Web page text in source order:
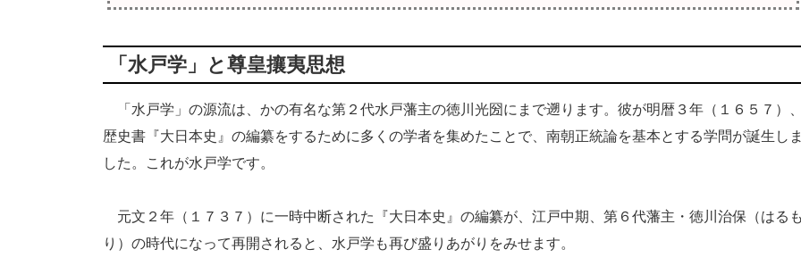
「水戸学」と尊皇攘夷思想
「水戸学」の源流は、かの有名な第２代水戸藩主の徳川光圀にまで遡ります。彼が明暦３年（１６５７）、
歴史書『大日本史』の編纂をするために多くの学者を集めたことで、南朝正統論を基本とする学問が誕生しま
した。これが水戸学です。
元文２年（１７３７）に一時中断された『大日本史』の編纂が、江戸中期、第６代藩主・徳川治保（はるも
り）の時代になって再開されると、水戸学も再び盛りあがりをみせます。